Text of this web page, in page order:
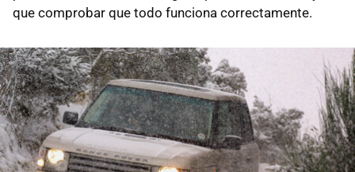
que comprobar que todo funciona correctamente.